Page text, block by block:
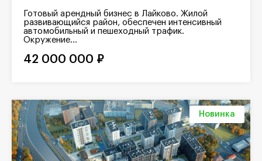
Готовый арендный бизнес в Лайково. Жилой
развивающийся район, обеспечен интенсивный
автомобильный и пешеходный трафик.
Окружение...
42 000 000 ₽
Новинка